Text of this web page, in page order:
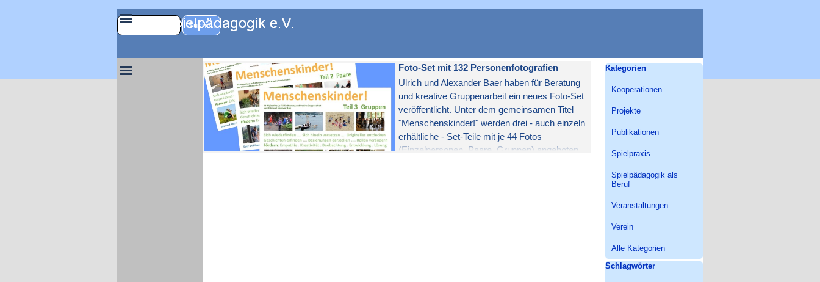
Menü überspringen
Suchen
Menü überspringen
Foto-Set mit 132 Personenfotografien
Ulrich und Alexander Baer haben für Beratung
und kreative Gruppenarbeit ein neues Foto-Set
veröffentlicht. Unter dem gemeinsamen Titel
"Menschenskinder!" werden drei - auch einzeln
erhältliche - Set-Teile mit je 44 Fotos
(Einzelpersonen, Paare, Gruppen) angeboten.
Block überspringen Kategorien
Kategorien
Kooperationen
Projekte
Publikationen
Spielpraxis
Spielpädagogik als
Beruf
Veranstaltungen
Verein
Alle Kategorien
Block überspringen Schlagwörter
Schlagwörter